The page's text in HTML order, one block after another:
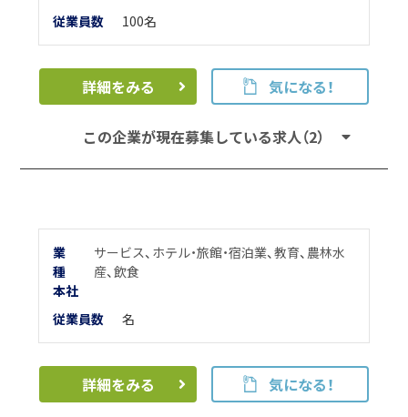
従業員数
100名
詳細をみる 気になる！
この企業が現在募集している求人（2）
業
種
サービス、 ホテル・旅館・宿泊業、教育、 農林水
産、飲食
本社
従業員数
名
詳細をみる 気になる！